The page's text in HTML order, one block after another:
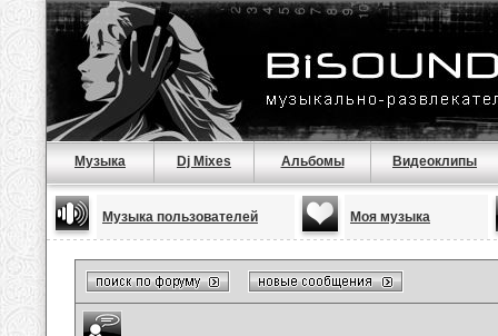
Музыка Dj Mixes Альбомы Видеоклипы
Музыка пользователей Моя музыка